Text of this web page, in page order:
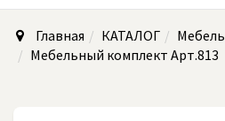
Главная КАТАЛОГ
Мебель
Мебельный комплект Арт.813